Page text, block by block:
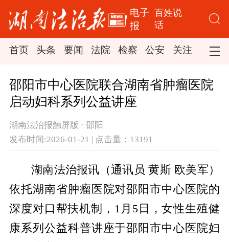
电子
报
百姓说
话
首页 头条 要闻 法院 检察 公安 关注 司法
邵阳市中心医院联合湖南省肿瘤医院
启动妇科系列公益讲座
湖南法治报触屏版 · 邵阳
发布时间:2026-01-21 | 点击量：13191
湖南法治报讯（通讯员 黄斯 欧美军）
依托湖南省肿瘤医院对邵阳市中心医院的
深度对口帮扶机制，1月5日，女性生殖健
康系列公益科普讲座于邵阳市中心医院妇